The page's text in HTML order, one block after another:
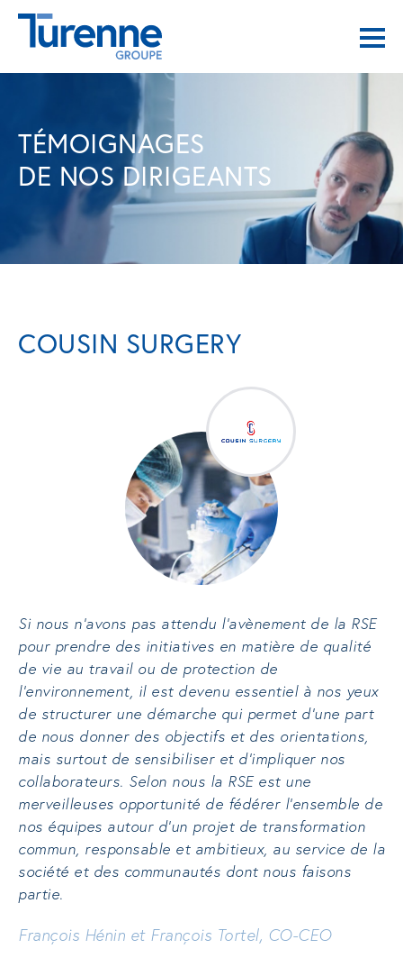
TÉMOIGNAGES
DE NOS DIRIGEANTS
COUSIN SURGERY
Si nous n’avons pas attendu l’avènement de la RSE
pour prendre des initiatives en matière de qualité
de vie au travail ou de protection de
l’environnement, il est devenu essentiel à nos yeux
de structurer une démarche qui permet d’une part
de nous donner des objectifs et des orientations,
mais surtout de sensibiliser et d’impliquer nos
collaborateurs. Selon nous la RSE est une
merveilleuses opportunité de fédérer l’ensemble de
nos équipes autour d’un projet de transformation
commun, responsable et ambitieux, au service de la
société et des communautés dont nous faisons
partie.
François Hénin et François Tortel, CO-CEO